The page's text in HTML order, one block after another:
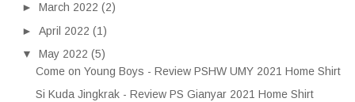
► March 2022 (2)
► April 2022 (1)
▼ May 2022 (5)
Come on Young Boys - Review PSHW UMY 2021 Home Shirt
Si Kuda Jingkrak - Review PS Gianyar 2021 Home Shirt